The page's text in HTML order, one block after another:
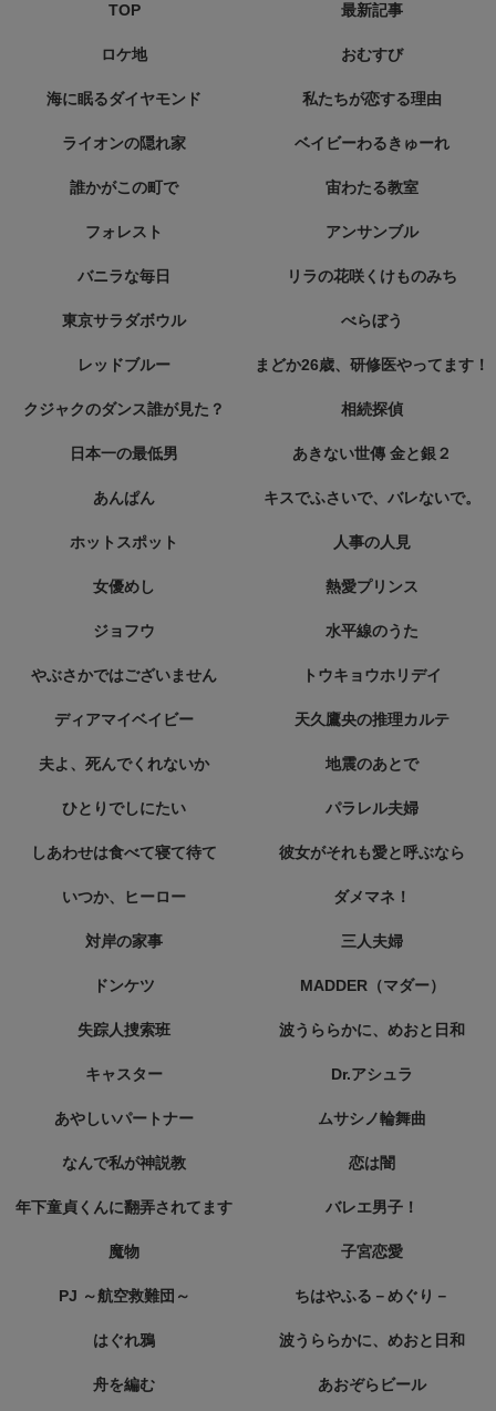
TOP 最新記事
ロケ地 おむすび
海に眠るダイヤモンド 私たちが恋する理由
ライオンの隠れ家 ベイビーわるきゅーれ
誰かがこの町で 宙わたる教室
フォレスト アンサンブル
バニラな毎日 リラの花咲くけものみち
東京サラダボウル べらぼう
レッドブルー まどか26歳、研修医やってます！
クジャクのダンス誰が見た？ 相続探偵
日本一の最低男 あきない世傳 金と銀２
あんぱん キスでふさいで、バレないで。
ホットスポット 人事の人見
女優めし 熱愛プリンス
ジョフウ 水平線のうた
やぶさかではございません トウキョウホリデイ
ディアマイベイビー 天久鷹央の推理カルテ
夫よ、死んでくれないか 地震のあとで
ひとりでしにたい パラレル夫婦
しあわせは食べて寝て待て 彼女がそれも愛と呼ぶなら
いつか、ヒーロー ダメマネ！
対岸の家事 三人夫婦
ドンケツ MADDER（マダー）
失踪人捜索班 波うららかに、めおと日和
キャスター Dr.アシュラ
あやしいパートナー ムサシノ輪舞曲
なんで私が神説教 恋は闇
年下童貞くんに翻弄されてます バレエ男子！
魔物 子宮恋愛
PJ ～航空救難団～ ちはやふる－めぐり－
はぐれ鴉 波うららかに、めおと日和
舟を編む あおぞらビール